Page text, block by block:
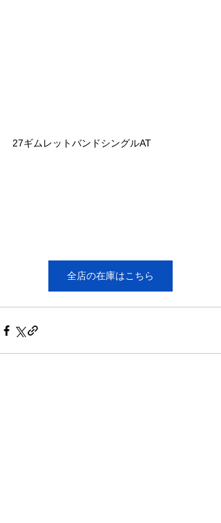
27ギムレットバンドシングルAT
全店の在庫はこちら